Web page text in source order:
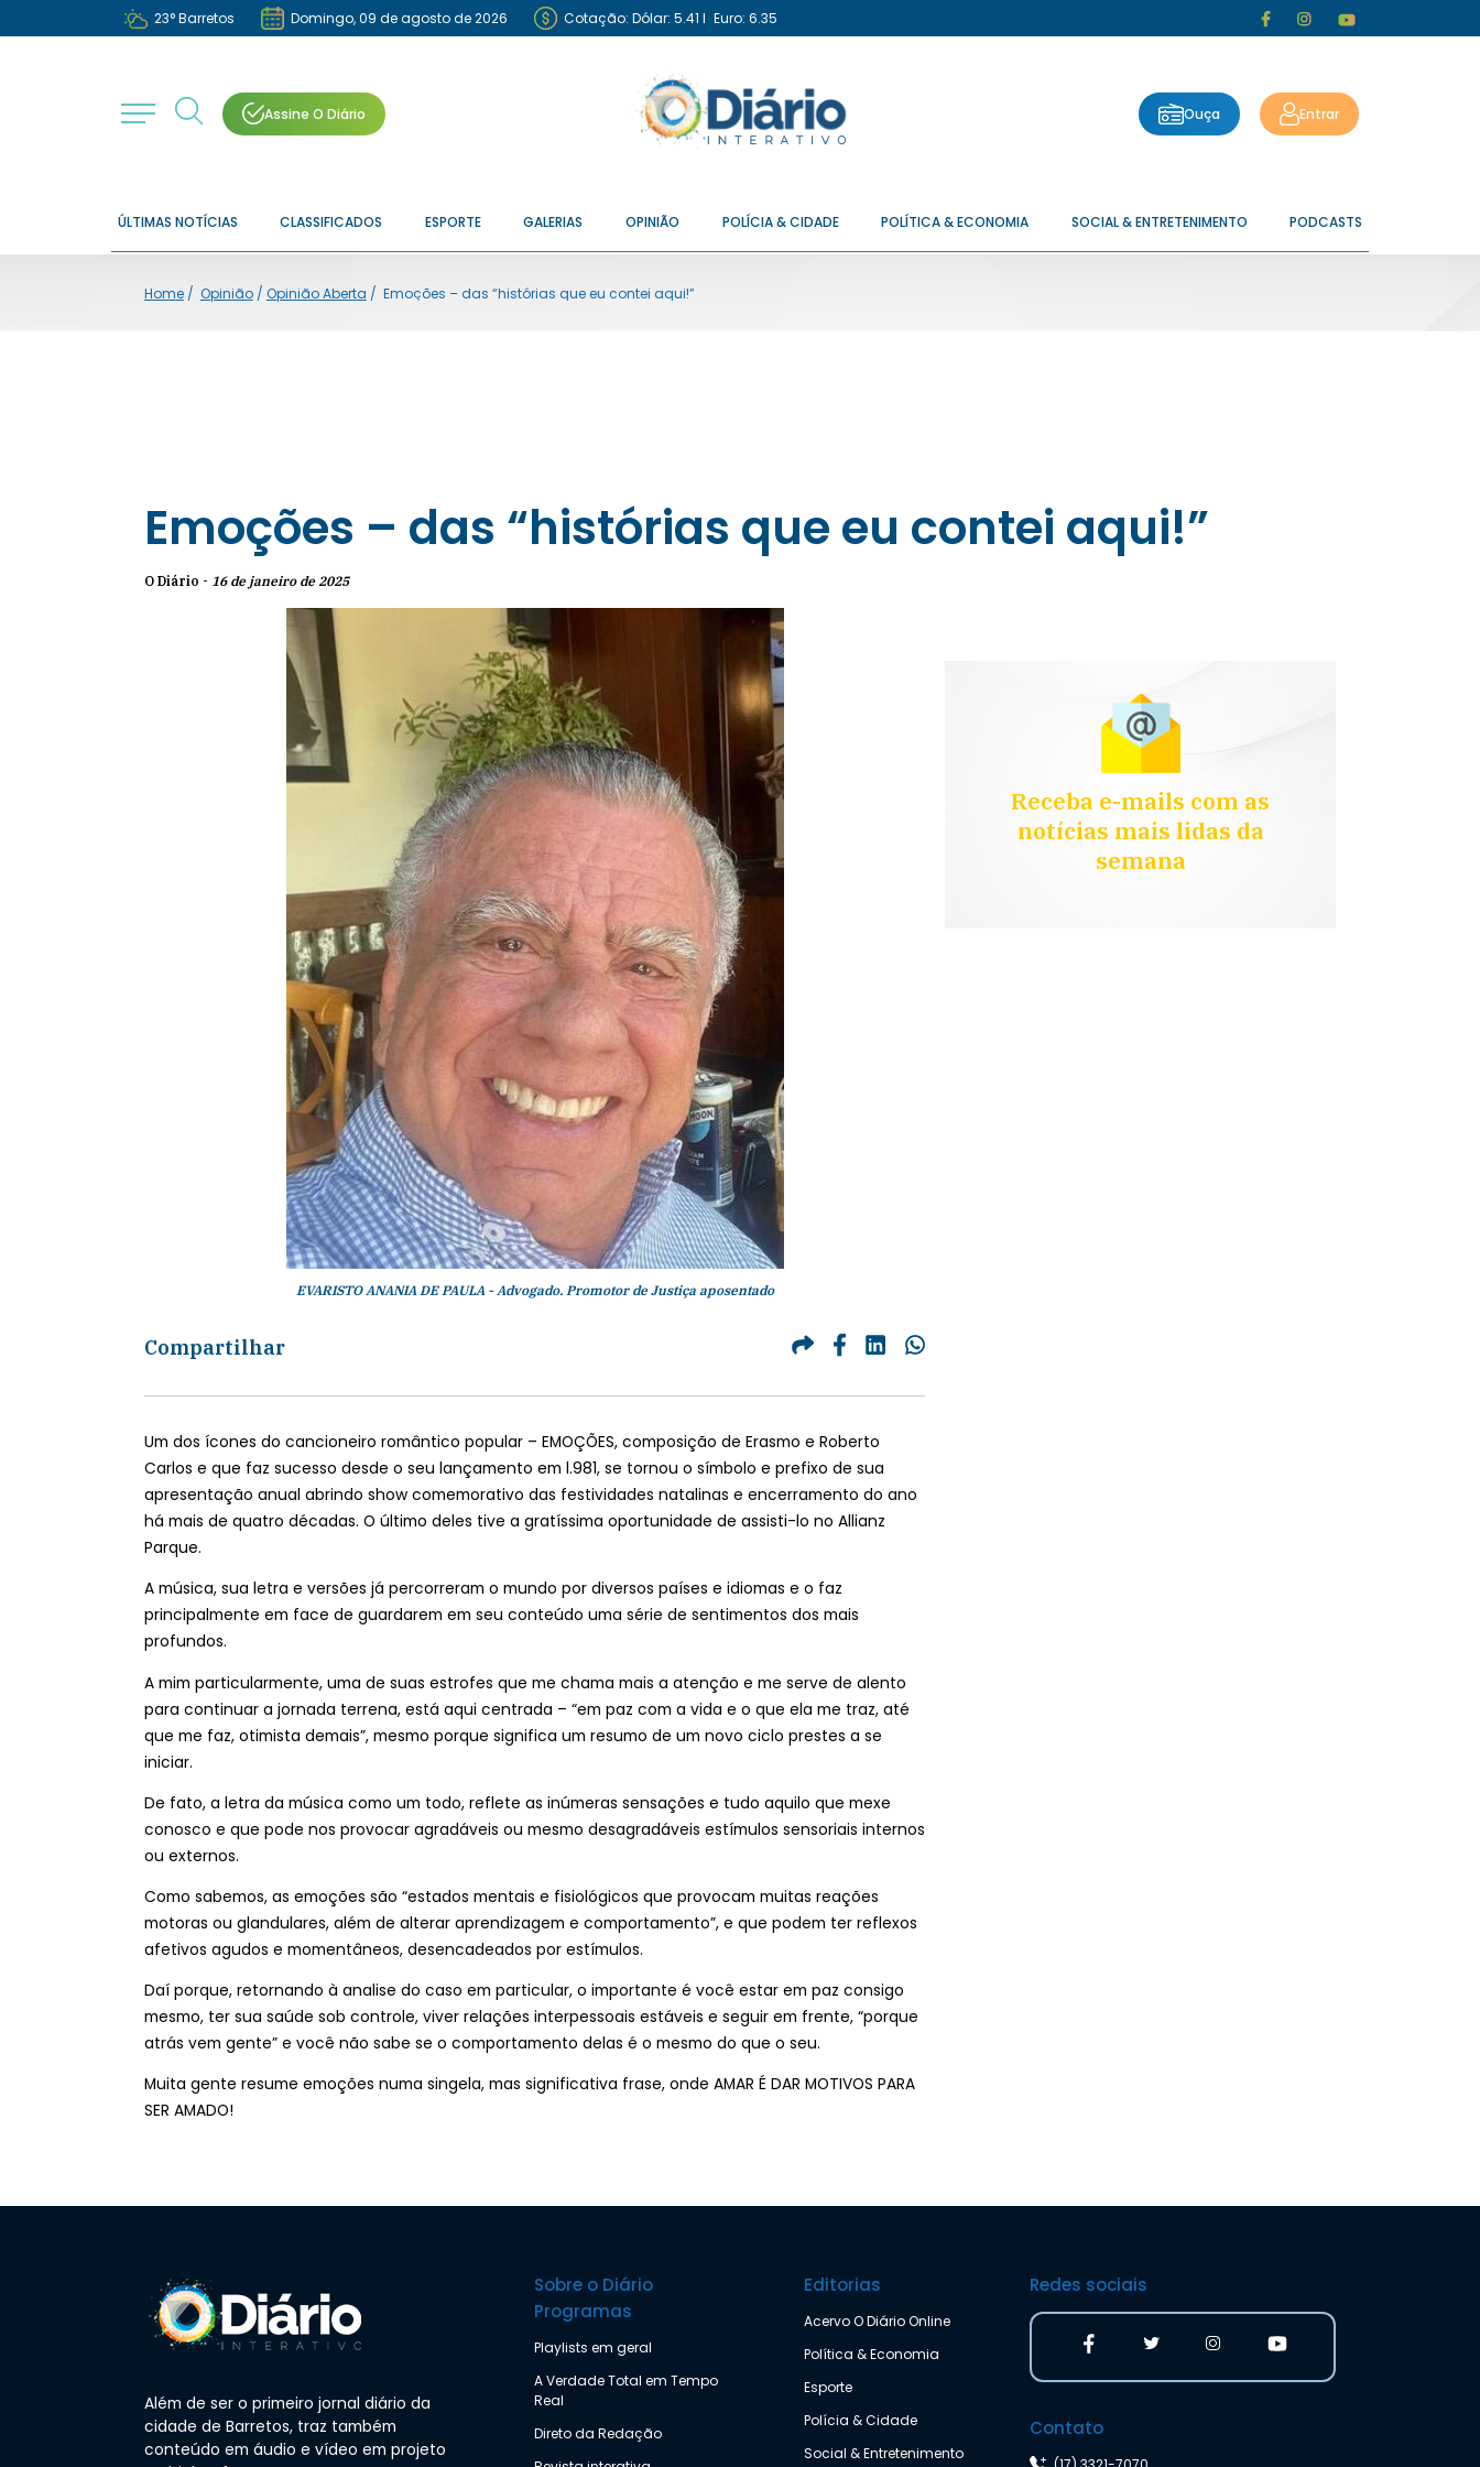
23°Barretos Domingo, 09 de agosto de 2026 Cotação: Dólar: 5.41 I Euro: 6.35
Assine O Diário Ouça Entrar
ÚLTIMAS NOTÍCIAS CLASSIFICADOS ESPORTE GALERIAS OPINIÃO POLÍCIA & CIDADE POLÍTICA & ECONOMIA SOCIAL & ENTRETENIMENTO PODCASTS
Home/ Opinião/ Opinião Aberta / Emoções – das “histórias que eu contei aqui!”
Emoções – das “histórias que eu contei aqui!”
O Diário - 16 de janeiro de 2025
EVARISTO ANANIA DE PAULA - Advogado. Promotor de Justiça aposentado
Compartilhar
Um dos ícones do cancioneiro romântico popular – EMOÇÕES, composição de Erasmo e Roberto
Carlos e que faz sucesso desde o seu lançamento em l.981, se tornou o símbolo e prefixo de sua
apresentação anual abrindo show comemorativo das festividades natalinas e encerramento do ano
há mais de quatro décadas. O último deles tive a gratíssima oportunidade de assisti-lo no Allianz
Parque.
A música, sua letra e versões já percorreram o mundo por diversos países e idiomas e o faz
principalmente em face de guardarem em seu conteúdo uma série de sentimentos dos mais
profundos.
A mim particularmente, uma de suas estrofes que me chama mais a atenção e me serve de alento
para continuar a jornada terrena, está aqui centrada – “em paz com a vida e o que ela me traz, até
que me faz, otimista demais”, mesmo porque significa um resumo de um novo ciclo prestes a se
iniciar.
De fato, a letra da música como um todo, reflete as inúmeras sensações e tudo aquilo que mexe
conosco e que pode nos provocar agradáveis ou mesmo desagradáveis estímulos sensoriais internos
ou externos.
Como sabemos, as emoções são “estados mentais e fisiológicos que provocam muitas reações
motoras ou glandulares, além de alterar aprendizagem e comportamento”, e que podem ter reflexos
afetivos agudos e momentâneos, desencadeados por estímulos.
Daí porque, retornando à analise do caso em particular, o importante é você estar em paz consigo
mesmo, ter sua saúde sob controle, viver relações interpessoais estáveis e seguir em frente, “porque
atrás vem gente” e você não sabe se o comportamento delas é o mesmo do que o seu.
Muita gente resume emoções numa singela, mas significativa frase, onde AMAR É DAR MOTIVOS PARA
SER AMADO!
Receba e-mails com as
notícias mais lidas da
semana
Além de ser o primeiro jornal diário da
cidade de Barretos, traz também
conteúdo em áudio e vídeo em projeto
Sobre o Diário
Programas
Playlists em geral
A Verdade Total em Tempo
Real
Direto da Redação
Editorias
Acervo O Diário Online
Política & Economia
Esporte
Polícia & Cidade
Social & Entretenimento
Redes sociais
Contato